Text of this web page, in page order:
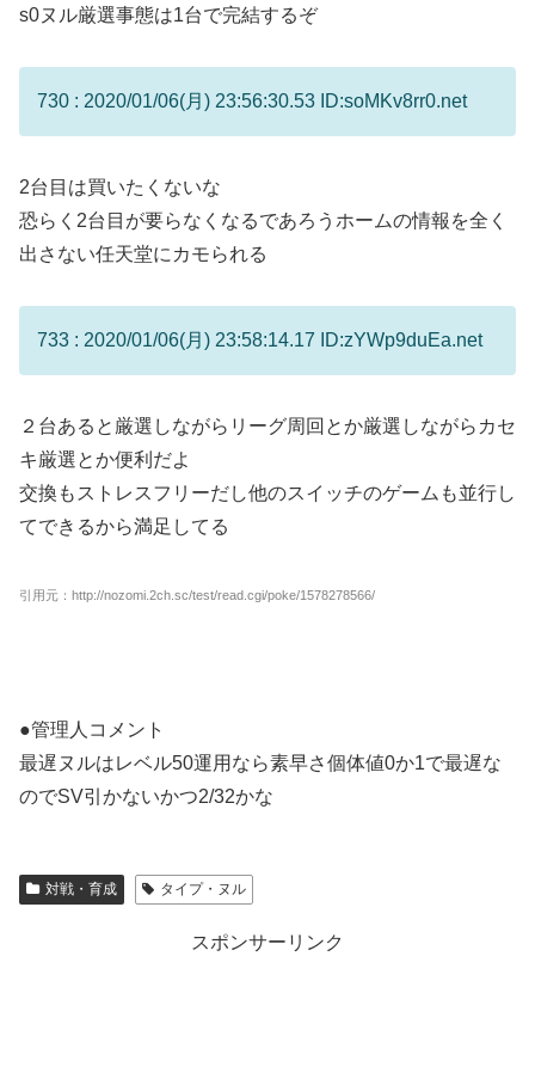
s0ヌル厳選事態は1台で完結するぞ
730 : 2020/01/06(月) 23:56:30.53 ID:soMKv8rr0.net
2台目は買いたくないな
恐らく2台目が要らなくなるであろうホームの情報を全く
出さない任天堂にカモられる
733 : 2020/01/06(月) 23:58:14.17 ID:zYWp9duEa.net
２台あると厳選しながらリーグ周回とか厳選しながらカセ
キ厳選とか便利だよ
交換もストレスフリーだし他のスイッチのゲームも並行し
てできるから満足してる
引用元：http://nozomi.2ch.sc/test/read.cgi/poke/1578278566/
●管理人コメント
最遅ヌルはレベル50運用なら素早さ個体値0か1で最遅な
のでSV引かないかつ2/32かな
対戦・育成 タイプ・ヌル
スポンサーリンク